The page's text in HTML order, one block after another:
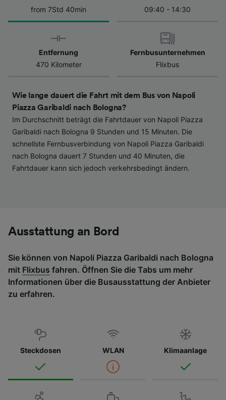
from 7Std 40min
09:40 - 14:30
Entfernung
470 Kilometer
Fernbusunternehmen
Flixbus
Wie lange dauert die Fahrt mit dem Bus von Napoli
Piazza Garibaldi nach Bologna?
Im Durchschnitt beträgt die Fahrtdauer von Napoli Piazza
Garibaldi nach Bologna 9 Stunden und 15 Minuten. Die
schnellste Fernbusverbindung von Napoli Piazza Garibaldi
nach Bologna dauert 7 Stunden und 40 Minuten, die
Fahrtdauer kann sich jedoch verkehrsbedingt ändern.
Ausstattung an Bord
Sie können von Napoli Piazza Garibaldi nach Bologna
mit Flixbus fahren. Öffnen Sie die Tabs um mehr
Informationen über die Busausstattung der Anbieter
zu erfahren.
Steckdosen WLAN Klimaanlage
Datenschutzrichtlinie. Diese Präferenzen
werden unseren Partnern signalisiert und
haben keinen Einfluss auf Surfdaten. Ihre
Daten werden nicht für Tracking-Zwecke
verwendet, wenn Sie uns gebeten haben, Ihr
Surfverhalten nicht zu verfolgen.
Folgendes bereitzustellen:
Verwendung genauer Standortdaten.
Endgeräteeigenschaften zur Identifikation
aktiv abfragen. Speichern von oder Zugriff auf
Informationen auf einem Endgerät.
Personalisierte Werbung und Inhalte, Messung
von Werbeleistung und der Performance von
Inhalten, Zielgruppenforschung sowie